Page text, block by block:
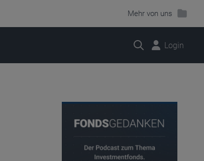
Mehr von uns
Suche Login